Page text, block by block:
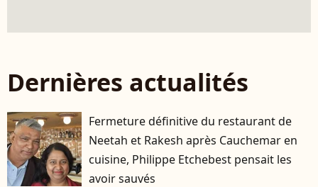
Dernières actualités
Fermeture définitive du restaurant de
Neetah et Rakesh après Cauchemar en
cuisine, Philippe Etchebest pensait les
avoir sauvés